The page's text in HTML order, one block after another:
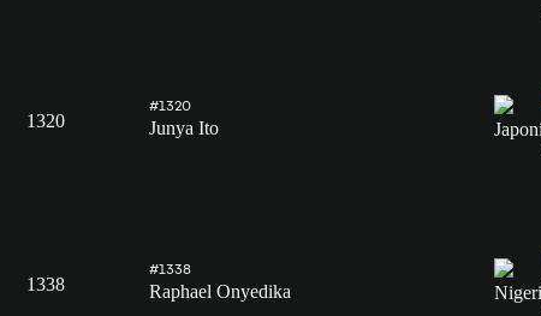
1320
#1320
Junya Ito
1338
#1338
Raphael Onyedika